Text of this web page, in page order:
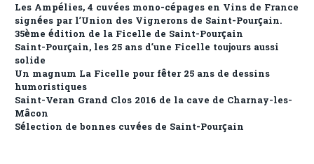
Les Ampélies, 4 cuvées mono-cépages en Vins de France
signées par l’Union des Vignerons de Saint-Pourçain.
35ème édition de la Ficelle de Saint-Pourçain
Saint-Pourçain, les 25 ans d’une Ficelle toujours aussi
solide
Un magnum La Ficelle pour fêter 25 ans de dessins
humoristiques
Saint-Veran Grand Clos 2016 de la cave de Charnay-les-
Mâcon
Sélection de bonnes cuvées de Saint-Pourçain